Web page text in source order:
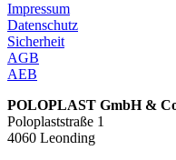
Impressum
Datenschutz
Sicherheit
AGB
AEB
POLOPLAST GmbH &
Poloplaststraße 1
4060 Leonding